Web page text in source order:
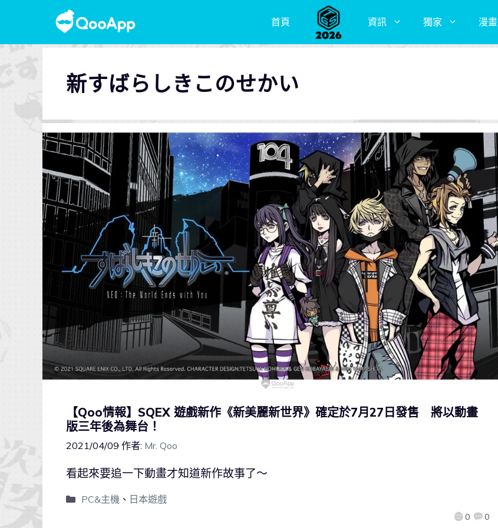
首頁 資訊 獨家 漫畫
新すばらしきこのせかい
【Qoo情報】SQEX 遊戲新作《新美麗新世界》確定於7月27日發售 將以動畫
版三年後為舞台！
2021/04/09 作者: Mr. Qoo
0 0
看起來要追一下動畫才知道新作故事了～
PC&主機、 日本遊戲